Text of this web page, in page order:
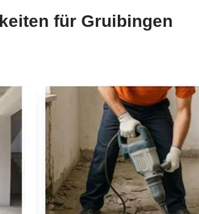
für Gruibingen